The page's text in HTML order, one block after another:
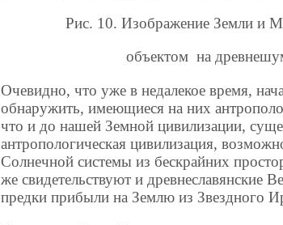
Рис. 10. Изображение Земли и
объектом на
Очевидно, что уже в недалекое время,
обнаружить, имеющиеся на них
что и до нашей Земной цивилизации,
антропологическая цивилизация,
Солнечной системы из бескрайних
же свидетельствуют и
предки прибыли на Землю из Звездного